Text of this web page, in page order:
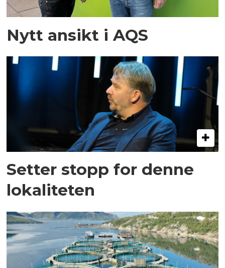
Nytt ansikt i AQS
Setter stopp for denne
lokaliteten